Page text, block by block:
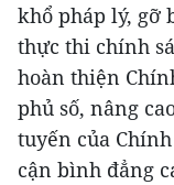
khổ pháp lý, gỡ
thực thi chính
hoàn thiện
phủ số, nâng
tuyến của
cận bình đẳng